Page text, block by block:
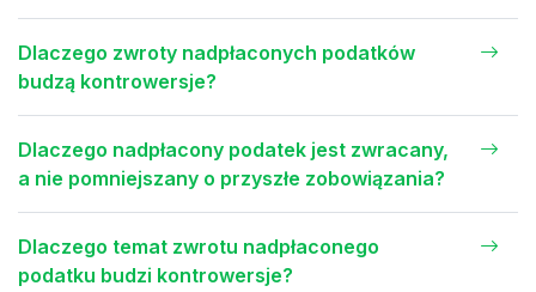
Dlaczego zwroty nadpłaconych podatków
budzą kontrowersje?
Dlaczego nadpłacony podatek jest zwracany,
a nie pomniejszany o przyszłe zobowiązania?
Dlaczego temat zwrotu nadpłaconego
podatku budzi kontrowersje?